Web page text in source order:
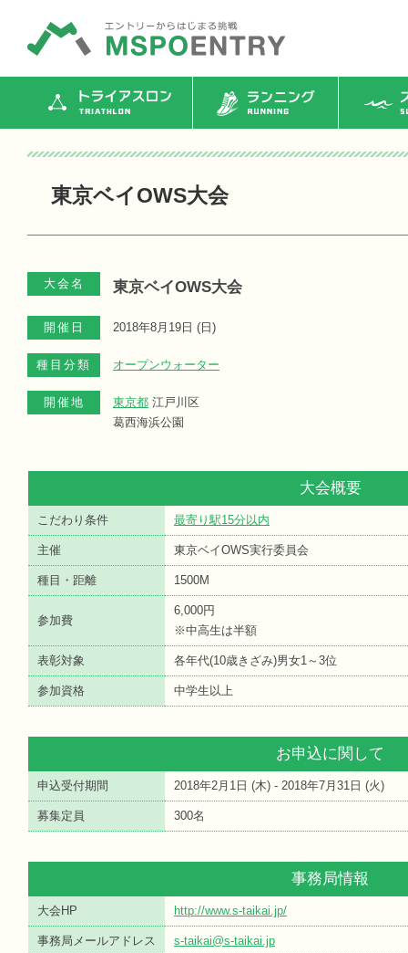
トライアスロン ランニング ス
東京ベイOWS大会
大会名 東京ベイOWS大会
開催日 2018年8月19日 ( 日 )
種目分類 オープンウォーター
開催地 東京都 江戸川区
葛西海浜公園
大会概要
こだわり条件 最寄り駅15分以内
主催 東京ベイOWS実行委員会
種目・距離 1500M
参加費
6,000円
※中高生は半額
表彰対象 各年代(10歳きざみ)男女1～3位
参加資格 中学生以上
お申込に関して
申込受付期間 2018年2月1日 (木) - 2018年7月31日 (火)
募集定員 300名
事務局情報
大会HP http://www.s-taikai.jp/
事務局メールアドレス s-taikai@s-taikai.jp